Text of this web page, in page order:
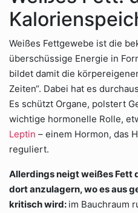
Weißes Fettgewebe ist die
überschüssige Energie in
bildet damit die
Zeiten“. Dabei hat es
Es schützt Organe, polstert
wichtige hormonelle Rolle,
Leptin – einem Hormon, das
reguliert.
Allerdings neigt weißes Fett
dort anzulagern, wo es aus
kritisch wird: im Bauchraum